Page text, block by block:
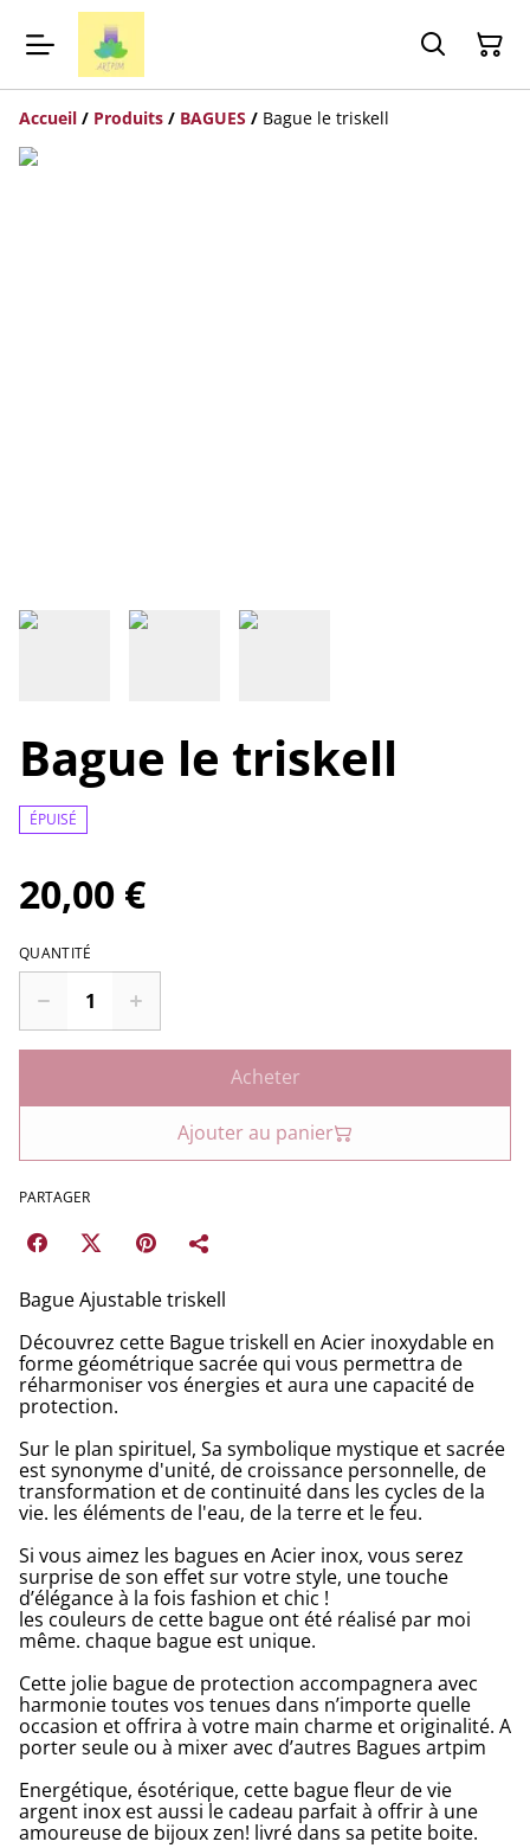
Accueil / Produits / BAGUES / Bague le triskell
Bague le triskell
ÉPUISÉ
20,00 €
QUANTITÉ
Acheter
Ajouter au panier
PARTAGER
Bague Ajustable triskell
Découvrez cette Bague triskell en Acier inoxydable en
forme géométrique sacrée qui vous permettra de
réharmoniser vos énergies et aura une capacité de
protection.
Sur le plan spirituel, Sa symbolique mystique et sacrée
est synonyme d'unité, de croissance personnelle, de
transformation et de continuité dans les cycles de la
vie. les éléments de l'eau, de la terre et le feu.
Si vous aimez les bagues en Acier inox, vous serez
surprise de son effet sur votre style, une touche
d’élégance à la fois fashion et chic !
les couleurs de cette bague ont été réalisé par moi
même. chaque bague est unique.
Cette jolie bague de protection accompagnera avec
harmonie toutes vos tenues dans n’importe quelle
occasion et offrira à votre main charme et originalité. A
porter seule ou à mixer avec d’autres Bagues artpim
Energétique, ésotérique, cette bague fleur de vie
argent inox est aussi le cadeau parfait à offrir à une
amoureuse de bijoux zen! livré dans sa petite boite.